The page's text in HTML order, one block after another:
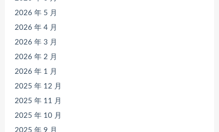
2026 年 5 月
2026 年 4 月
2026 年 3 月
2026 年 2 月
2026 年 1 月
2025 年 12 月
2025 年 11 月
2025 年 10 月
2025 年 9 月